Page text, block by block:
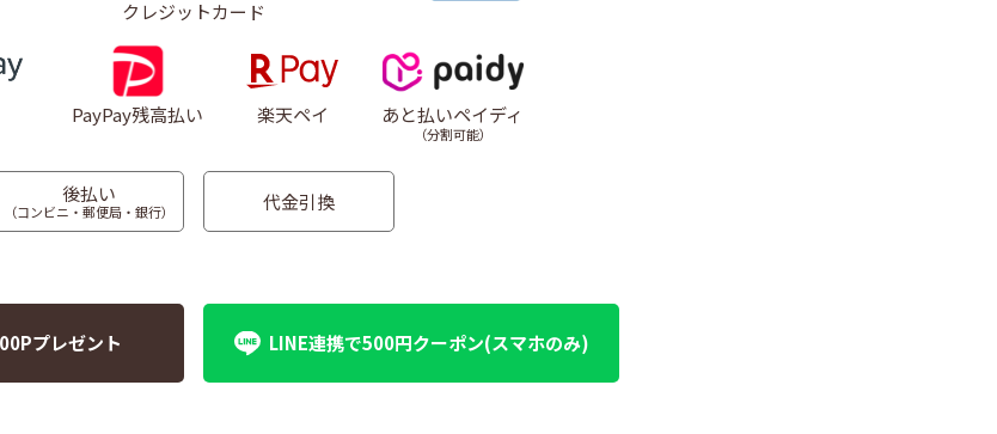
クレジットカード
PayPay残高払い 楽天ペイ あと払いペイディ
（分割可能）
後払い
（コンビニ・郵便局・銀行） 代金引換
プレゼント LINE連携で500円クーポン(スマホのみ)